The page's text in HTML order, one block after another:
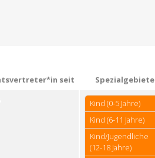
seit Spezialgebiete
Kind (0-5 Jahre)
Kind (6-11 Jahre)
Kind/Jugendliche
(12-18 Jahre)